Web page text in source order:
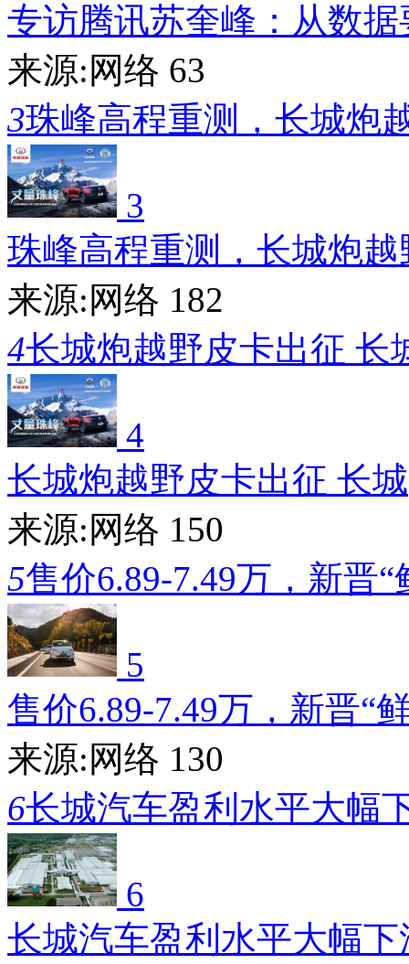
专访腾讯苏奎峰：从数据
来源:网络 63
3珠峰高程重测，长城炮
3
珠峰高程重测，长城炮越
来源:网络 182
4长城炮越野皮卡出征 长
4
长城炮越野皮卡出征 长城
来源:网络 150
5售价6.89-7.49万，新晋“
5
售价6.89-7.49万，新晋“
来源:网络 130
6长城汽车盈利水平大幅
6
长城汽车盈利水平大幅下